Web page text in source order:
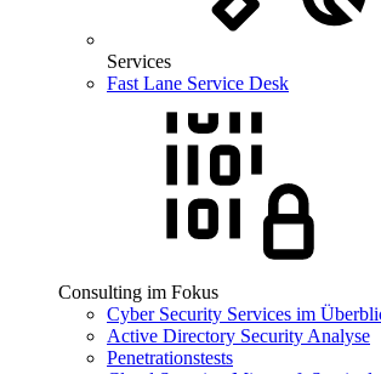
Services
Fast Lane Service Desk
Consulting im Fokus
Cyber Security Services im
Active Directory Security Analyse
Penetrationstests